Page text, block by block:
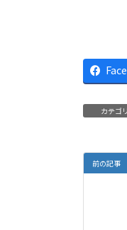
カテゴ
前の記事